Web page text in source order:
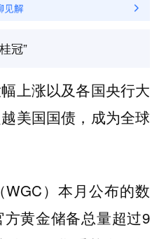
冠”
上涨以及各国央行大
美国国债，成为全球
）本月公布的数
黄金储备总量超过9